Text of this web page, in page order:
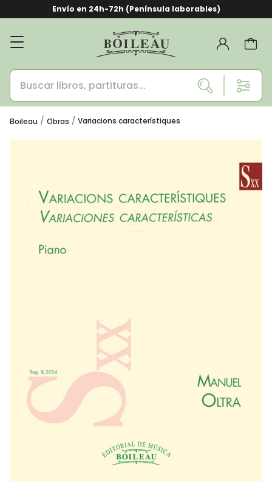
Envío en 24h-72h (Península laborables)
Boileau Obras Variacions característiques